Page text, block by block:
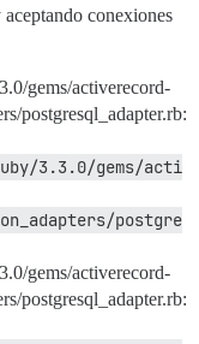
conexiones
gems/activerecord-
postgresql_adapter.rb:
3.3.0/gems/acti
postgre
gems/activerecord-
postgresql_adapter.rb: